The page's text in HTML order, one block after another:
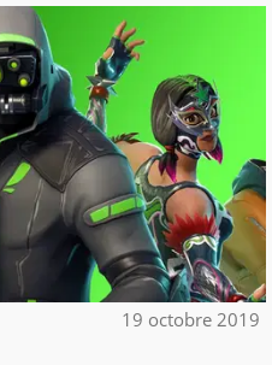
19 octobre 2019